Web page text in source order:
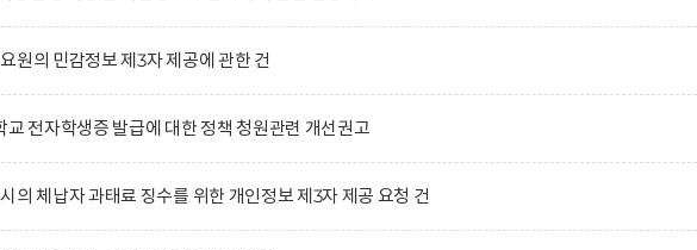
원의 민감정보 제3자 제공에 관한 건
교 전자학생증 발급에 대한 정책 청원관련 개선권고
의 체납자 과태료 징수를 위한 개인정보 제3자 제공 요청 건